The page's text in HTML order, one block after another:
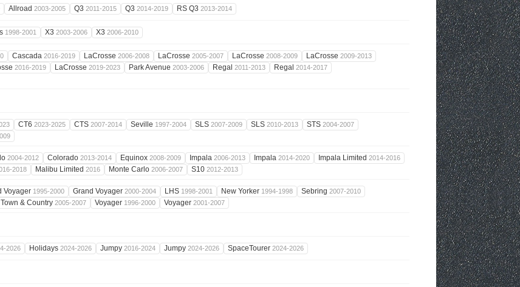
Allroad 2003-2005 Q3 2011-2015 Q3 2014-2019 RS Q3 2013-2014
1998-2001 X3 2003-2006 X3 2006-2010
Cascada 2016-2019 LaCrosse 2006-2008 LaCrosse 2005-2007 LaCrosse 2008-2009 LaCrosse 2009-2013
2016-2019 LaCrosse 2019-2023 Park Avenue 2003-2006 Regal 2011-2013 Regal 2014-2017
CT6 2023-2025 CTS 2007-2014 Seville 1997-2004 SLS 2007-2009 SLS 2010-2013 STS 2004-2007
2004-2012 Colorado 2013-2014 Equinox 2008-2009 Impala 2006-2013 Impala 2014-2020 Impala Limited 2014-2016
2018 Malibu Limited 2016 Monte Carlo 2006-2007 S10 2012-2013
Voyager 1995-2000 Grand Voyager 2000-2004 LHS 1998-2001 New Yorker 1994-1998 Sebring 2007-2010
Town & Country 2005-2007 Voyager 1996-2000 Voyager 2001-2007
2026 Holidays 2024-2026 Jumpy 2016-2024 Jumpy 2024-2026 SpaceTourer 2024-2026